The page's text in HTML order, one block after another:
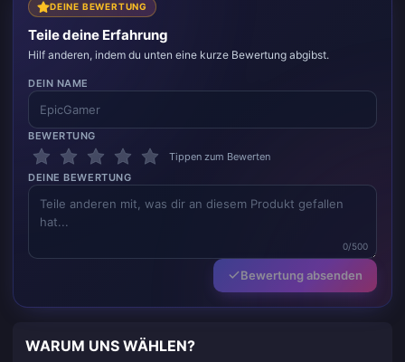
DEINE BEWERTUNG
Teile deine Erfahrung
Hilf anderen, indem du unten eine kurze Bewertung abgibst.
DEIN NAME
BEWERTUNG
Tippen zum Bewerten
DEINE BEWERTUNG
0/500
Bewertung absenden
WARUM UNS WÄHLEN?